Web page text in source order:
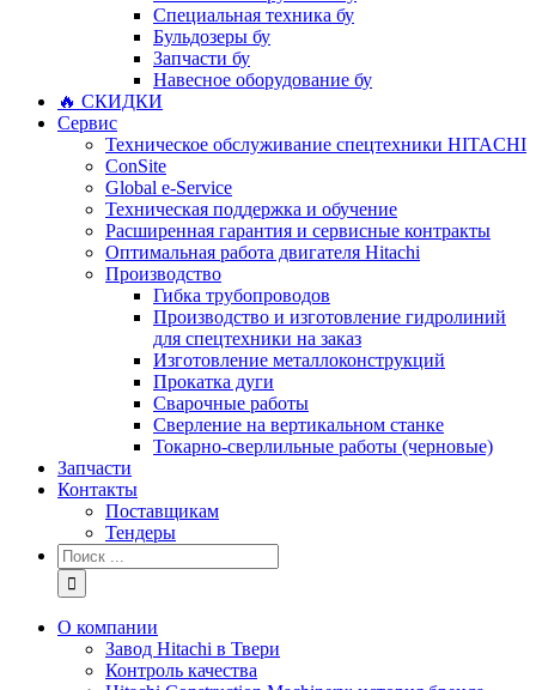
Специальная техника бу
Бульдозеры бу
Запчасти бу
Навесное оборудование бу
🔥 СКИДКИ
Сервис
Техническое обслуживание спецтехники HITACHI
ConSite
Global e-Service
Техническая поддержка и обучение
Расширенная гарантия и сервисные контракты
Оптимальная работа двигателя Hitachi
Производство
Гибка трубопроводов
Производство и изготовление гидролиний
для спецтехники на заказ
Изготовление металлоконструкций
Прокатка дуги
Сварочные работы
Сверление на вертикальном станке
Токарно-сверлильные работы (черновые)
Запчасти
Контакты
Поставщикам
Тендеры
Результат
поиска:
О компании
Завод Hitachi в Твери
Контроль качества